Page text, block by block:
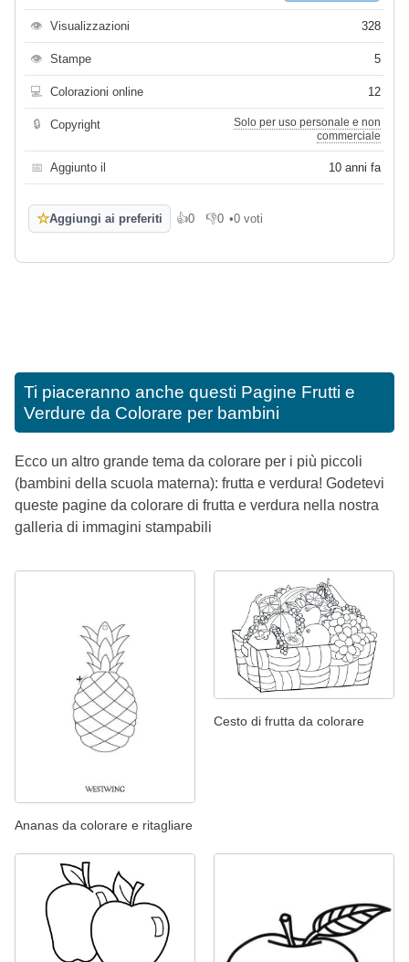
👁 Visualizzazioni 328
👁 Stampe 5
💻 Colorazioni online 12
🔒 Copyright
Solo per uso personale e non
commerciale
📅 Aggiunto il 10 anni fa
☆Aggiungi ai preferiti 👍0
Mi piace
👎0
Non mi piace
•0 voti
Ti piaceranno anche questi Pagine Frutti e
Verdure da Colorare per bambini
Ecco un altro grande tema da colorare per i più piccoli
(bambini della scuola materna): frutta e verdura! Godetevi
queste pagine da colorare di frutta e verdura nella nostra
galleria di immagini stampabili
Ananas da colorare e ritagliare
Cesto di frutta da colorare